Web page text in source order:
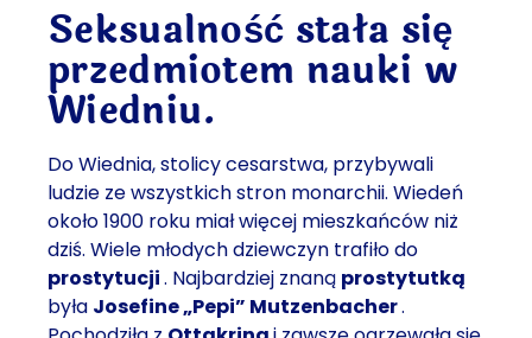
Seksualność stała się
przedmiotem nauki w
Wiedniu.
Do Wiednia, stolicy cesarstwa, przybywali
ludzie ze wszystkich stron monarchii. Wiedeń
około 1900 roku miał więcej mieszkańców niż
dziś. Wiele młodych dziewczyn trafiło do
prostytucji. Najbardziej znaną prostytutką
była Josefine „Pepi” Mutzenbacher.